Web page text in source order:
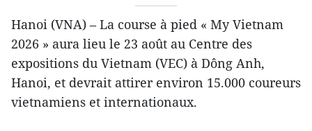
Hanoi (VNA) – La course à pied « My Vietnam
2026 » aura lieu le 23 août au Centre des
expositions du Vietnam (VEC) à Dông Anh,
Hanoi, et devrait attirer environ 15.000 coureurs
vietnamiens et internationaux.